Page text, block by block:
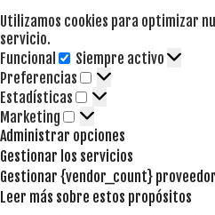
Utilizamos cookies para optimizar
servicio.
Funcional
Funcional
Siempre activo
Preferencias
Preferencias
Estadísticas Estadísticas
Marketing Marketing
Administrar opciones
Gestionar los servicios
Gestionar {vendor_count}
Leer más sobre estos propósitos